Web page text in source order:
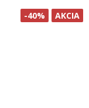
AKCIA
-40%